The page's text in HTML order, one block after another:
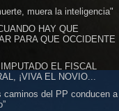
muera la inteligencia"
HAY QUE
PARA QUE OCCIDENTE
EL FISCAL
¡VIVA EL NOVIO...
caminos del PP conducen a